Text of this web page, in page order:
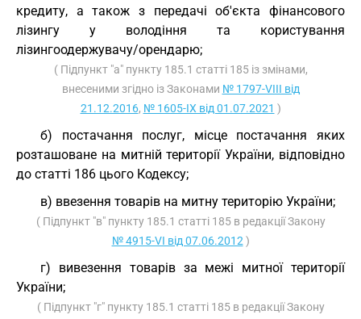
кредиту, а також з передачі об'єкта фінансового
лізингу у володіння та користування
лізингоодержувачу/орендарю;
( Підпункт "а" пункту 185.1 статті 185 із змінами,
внесеними згідно із Законами № 1797-VIII від
21.12.2016, № 1605-IX від 01.07.2021 )
б) постачання послуг, місце постачання яких
розташоване на митній території України, відповідно
до статті 186 цього Кодексу;
в) ввезення товарів на митну територію України;
( Підпункт "в" пункту 185.1 статті 185 в редакції Закону
№ 4915-VI від 07.06.2012 )
г) вивезення товарів за межі митної території
України;
( Підпункт "г" пункту 185.1 статті 185 в редакції Закону